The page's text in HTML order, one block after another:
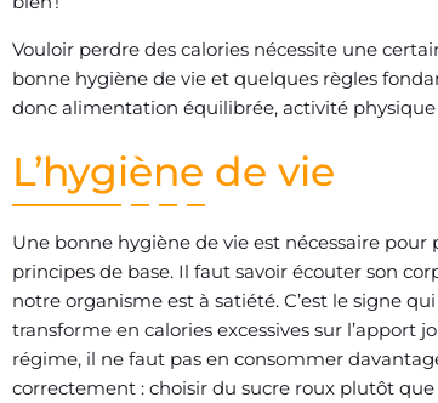
Vouloir perdre des calories nécessite une
bonne hygiène de vie et quelques règles
donc alimentation équilibrée, activité physique
L’hygiène de vie
Une bonne hygiène de vie est nécessaire pour
principes de base. Il faut savoir écouter son
notre organisme est à satiété. C’est le signe
transforme en calories excessives sur l’apport
régime, il ne faut pas en consommer
correctement : choisir du sucre roux plutôt que